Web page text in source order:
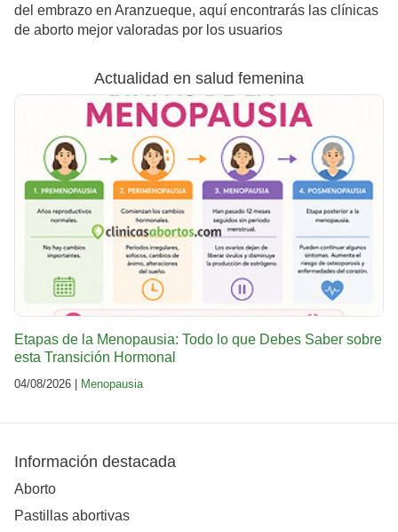
del embrazo en Aranzueque, aquí encontrarás las clínicas
de aborto mejor valoradas por los usuarios
Actualidad en salud femenina
Etapas de la Menopausia: Todo lo que Debes Saber sobre
esta Transición Hormonal
04/08/2026 | Menopausia
Información destacada
Aborto
Pastillas abortivas